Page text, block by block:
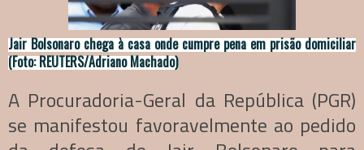
Jair Bolsonaro chega à casa onde cumpre pena em prisão domiciliar
(Foto: REUTERS/Adriano Machado)
A Procuradoria-Geral da República (PGR)
se manifestou favoravelmente ao pedido